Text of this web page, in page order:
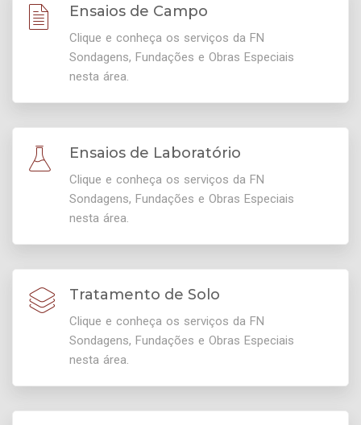
Ensaios de Campo
Clique e conheça os serviços da FN
Sondagens, Fundações e Obras Especiais
nesta área.
Ensaios de Laboratório
Clique e conheça os serviços da FN
Sondagens, Fundações e Obras Especiais
nesta área.
Tratamento de Solo
Clique e conheça os serviços da FN
Sondagens, Fundações e Obras Especiais
nesta área.